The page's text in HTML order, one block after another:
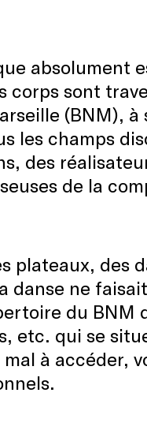
absolument
sont
(BNM), à
les champs
des
de la
plateaux, des
ne
du BNM
etc. qui se
à accéder,